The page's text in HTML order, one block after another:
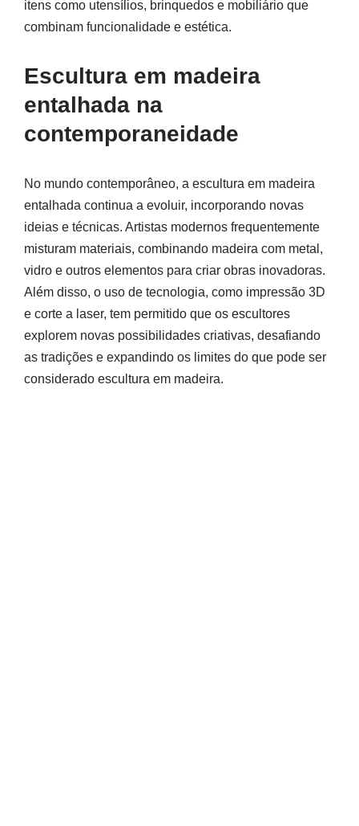
itens como utensílios, brinquedos e mobiliário que
combinam funcionalidade e estética.
Escultura em madeira
entalhada na
contemporaneidade
No mundo contemporâneo, a escultura em madeira
entalhada continua a evoluir, incorporando novas
ideias e técnicas. Artistas modernos frequentemente
misturam materiais, combinando madeira com metal,
vidro e outros elementos para criar obras inovadoras.
Além disso, o uso de tecnologia, como impressão 3D
e corte a laser, tem permitido que os escultores
explorem novas possibilidades criativas, desafiando
as tradições e expandindo os limites do que pode ser
considerado escultura em madeira.